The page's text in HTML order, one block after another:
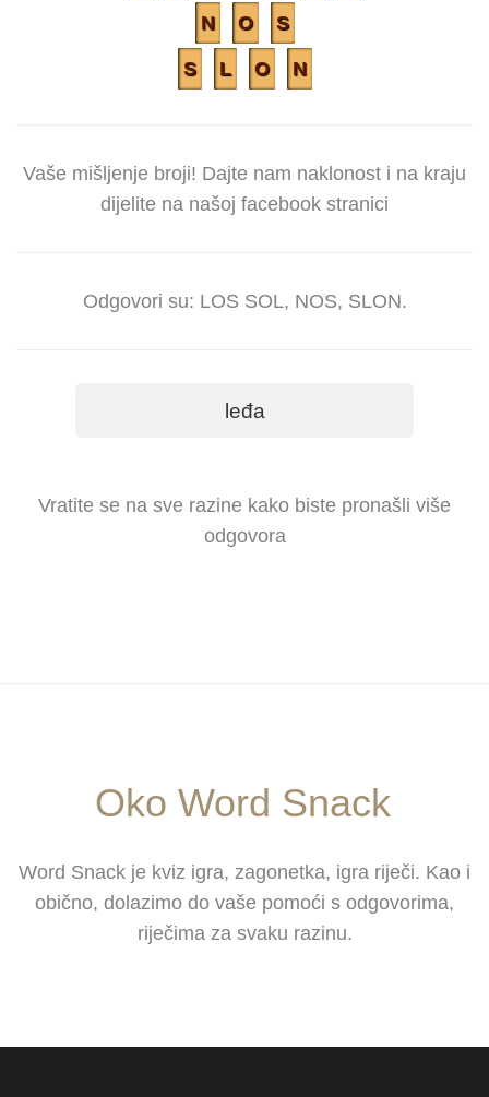
N O S
S L O N
Vaše mišljenje broji! Dajte nam naklonost i na kraju
dijelite na našoj facebook stranici
Odgovori su: LOS SOL, NOS, SLON.
leđa
Vratite se na sve razine kako biste pronašli više
odgovora
Oko Word Snack
Word Snack je kviz igra, zagonetka, igra riječi. Kao i
obično, dolazimo do vaše pomoći s odgovorima,
riječima za svaku razinu.